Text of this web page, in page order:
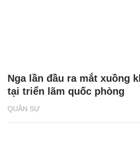
QUÂN SỰ
Nga lần đầu ra mắt xuồng
tại triển lãm quốc phòng